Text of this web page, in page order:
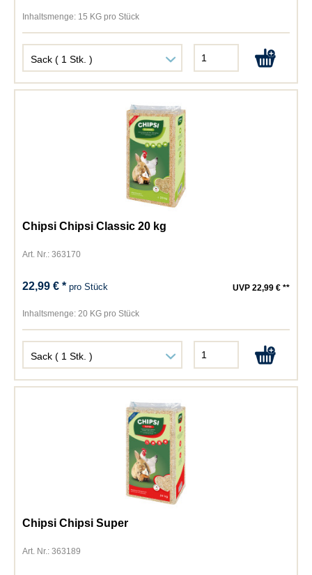
Inhaltsmenge: 15 KG pro Stück
Chipsi Chipsi Classic 20 kg
Art. Nr.: 363170
22,99 € *pro Stück UVP 22,99 € **
Inhaltsmenge: 20 KG pro Stück
Chipsi Chipsi Super
Art. Nr.: 363189